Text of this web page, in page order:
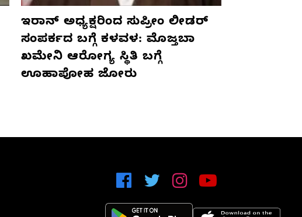
ಇರಾನ್ ಅಧ್ಯಕ್ಷರಿಂದ ಸುಪ್ರೀಂ ಲೀಡರ್
ಸಂಪರ್ಕದ ಬಗ್ಗೆ ಕಳವಳ: ಮೊಜ್ತಬಾ
ಖಮೇನಿ ಆರೋಗ್ಯ ಸ್ಥಿತಿ ಬಗ್ಗೆ
ಊಹಾಪೋಹ ಜೋರು